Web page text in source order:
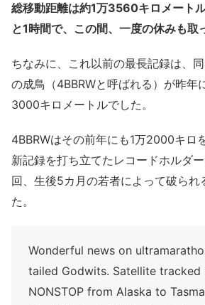
総移動距離は約1万3560キロメート
と1時間で、この間、一度の休みも取
ちなみに、これ以前の最長記録は、
の成鳥（4BBRWと呼ばれる）が昨年
3000キロメートルでした。
4BBRWはその前年にも1万2000キロ
新記録を打ち立てたレコードホルダ
回、生後5カ月の若者によって破られ
た。
Wonderful news on
tailed Godwits. Satellite
NONSTOP from Alaska to